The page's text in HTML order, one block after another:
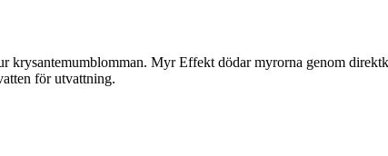
Myr Effekt dödar myrorna genom
för utvattning.